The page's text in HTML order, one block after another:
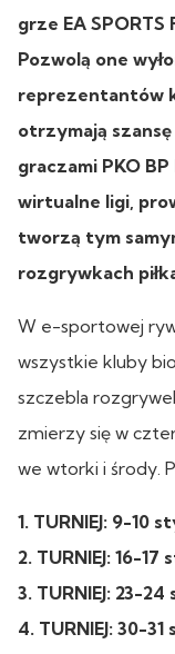
grze EA SPORTS
Pozwolą one
reprezentantów
otrzymają
graczami PKO
wirtualne ligi,
tworzą tym
rozgrywkach
W e-sportowej
wszystkie kluby
szczebla
zmierzy się w
we wtorki i środy.
1. TURNIEJ: 9-10
2. TURNIEJ: 16-
3. TURNIEJ: 23-
4. TURNIEJ: 30-